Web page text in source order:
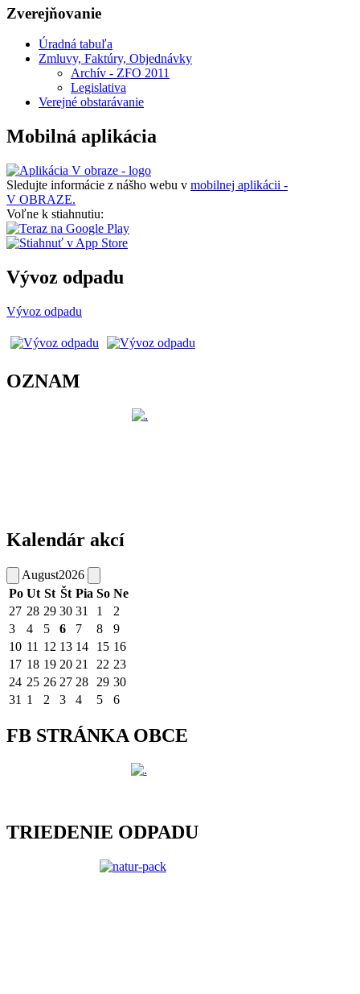
Zverejňovanie
Úradná tabuľa
Zmluvy, Faktúry, Objednávky
Archív - ZFO 2011
Legislativa
Verejné obstarávanie
Mobilná aplikácia
Sledujte informácie z nášho webu v mobilnej aplikácii -
V OBRAZE.
Voľne k stiahnutiu:
Vývoz odpadu
Vývoz odpadu
OZNAM
Kalendár akcí
August2026
Po Ut St Št Pia So Ne
27 28 29 30 31 1
2
3
4 5 6 7 8
9
10 11 12 13 14 15 16
17 18 19 20 21 22 23
24 25 26 27 28 29 30
31 1 2 3 4 5 6
FB STRÁNKA OBCE
TRIEDENIE ODPADU